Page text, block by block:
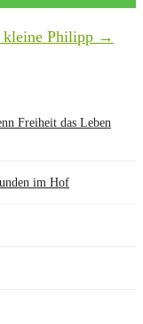
Philipp →
Freiheit das Leben
im Hof